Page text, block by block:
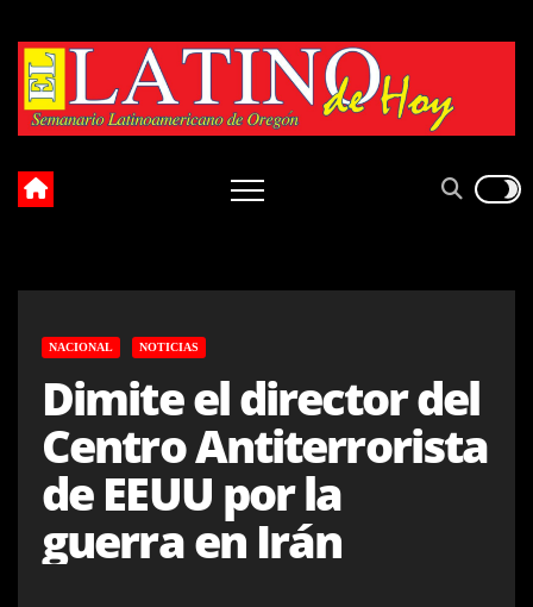
content
NACIONAL NOTICIAS
Dimite el director del
Centro Antiterrorista
de EEUU por la
guerra en Irán